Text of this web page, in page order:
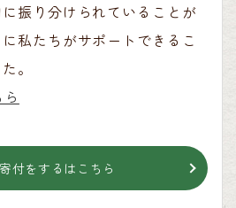
振り分けられていることが
私たちがサポートできるこ
。
付をするはこちら